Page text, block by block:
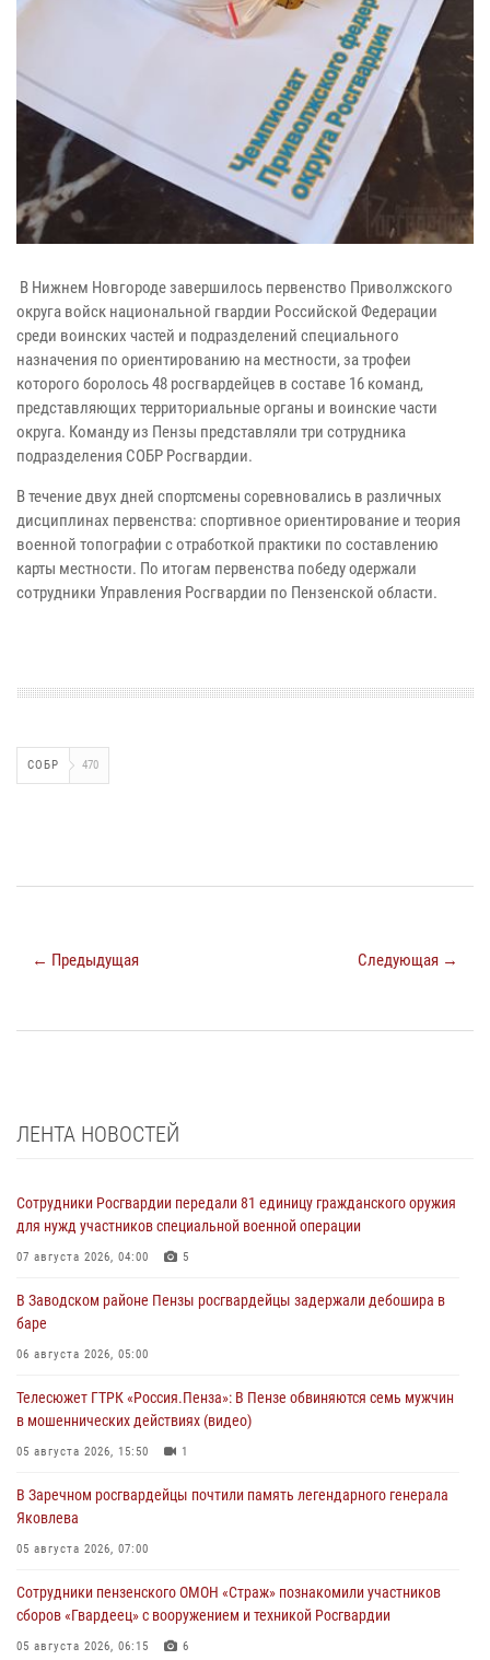
В Нижнем Новгороде завершилось первенство Приволжского
округа войск национальной гвардии Российской Федерации
среди воинских частей и подразделений специального
назначения по ориентированию на местности, за трофеи
которого боролось 48 росгвардейцев в составе 16 команд,
представляющих территориальные органы и воинские части
округа. Команду из Пензы представляли три сотрудника
подразделения СОБР Росгвардии.
В течение двух дней спортсмены соревновались в различных
дисциплинах первенства: спортивное ориентирование и теория
военной топографии с отработкой практики по составлению
карты местности. По итогам первенства победу одержали
сотрудники Управления Росгвардии по Пензенской области.
СОБР 470
← Предыдущая Следующая →
ЛЕНТА НОВОСТЕЙ
Сотрудники Росгвардии передали 81 единицу гражданского оружия
для нужд участников специальной военной операции
07 августа 2026, 04:00 5
В Заводском районе Пензы росгвардейцы задержали дебошира в
баре
06 августа 2026, 05:00
Телесюжет ГТРК «Россия.Пенза»: В Пензе обвиняются семь мужчин
в мошеннических действиях (видео)
05 августа 2026, 15:50 1
В Заречном росгвардейцы почтили память легендарного генерала
Яковлева
05 августа 2026, 07:00
Сотрудники пензенского ОМОН «Страж» познакомили участников
сборов «Гвардеец» с вооружением и техникой Росгвардии
05 августа 2026, 06:15 6